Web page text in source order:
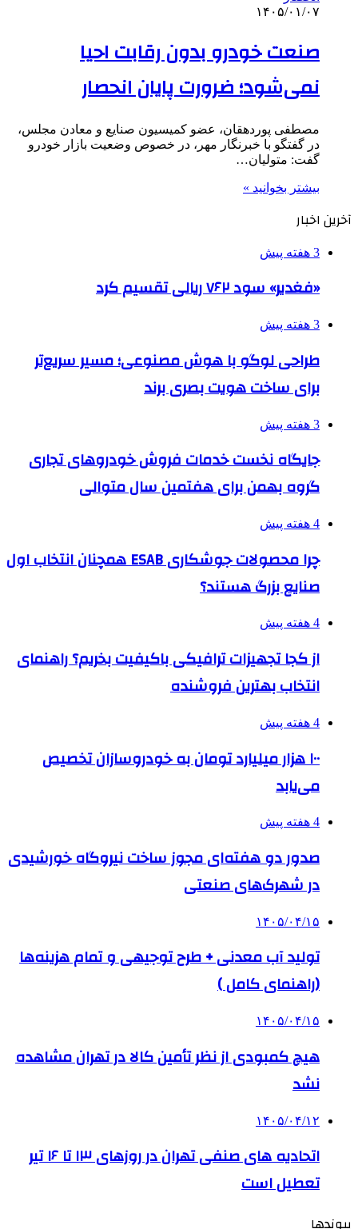
۱۴۰۵/۰۱/۰۷
صنعت خودرو بدون رقابت احیا
نمی‌شود؛ ضرورت پایان انحصار
مصطفی پوردهقان، عضو کمیسیون صنایع و معادن مجلس،
در گفتگو با خبرنگار مهر، در خصوص وضعیت بازار خودرو
گفت: متولیان…
بیشتر بخوانید »
آخرین اخبار
3 هفته پیش
«فغدیر» سود ۷۶۲ ریالی تقسیم کرد
3 هفته پیش
طراحی لوگو با هوش مصنوعی؛ مسیر سریع‌تر
برای ساخت هویت بصری برند
3 هفته پیش
جایگاه نخست خدمات فروش خودروهای تجاری
گروه بهمن برای هفتمین سال متوالی
4 هفته پیش
چرا محصولات جوشکاری ESAB همچنان انتخاب اول
صنایع بزرگ هستند؟
4 هفته پیش
از کجا تجهیزات ترافیکی باکیفیت بخریم؟ راهنمای
انتخاب بهترین فروشنده
4 هفته پیش
۱۰۰ هزار میلیارد تومان به خودروسازان تخصیص
می‌یابد
4 هفته پیش
صدور دو هفته‌ای مجوز ساخت نیروگاه خورشیدی
در شهرک‌های صنعتی
۱۴۰۵/۰۴/۱۵
تولید آب معدنی + طرح توجیهی و تمام هزینه‌ها
(راهنمای کامل )
۱۴۰۵/۰۴/۱۵
هیچ کمبودی از نظر تأمین کالا در تهران مشاهده
نشد
۱۴۰۵/۰۴/۱۲
اتحادیه های صنفی تهران در روزهای ۱۳ تا ۱۶ تیر
تعطیل است